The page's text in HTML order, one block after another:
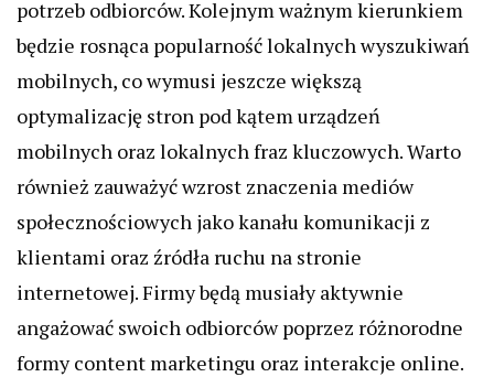
potrzeb odbiorców. Kolejnym ważnym kierunkiem
będzie rosnąca popularność lokalnych wyszukiwań
mobilnych, co wymusi jeszcze większą
optymalizację stron pod kątem urządzeń
mobilnych oraz lokalnych fraz kluczowych. Warto
również zauważyć wzrost znaczenia mediów
społecznościowych jako kanału komunikacji z
klientami oraz źródła ruchu na stronie
internetowej. Firmy będą musiały aktywnie
angażować swoich odbiorców poprzez różnorodne
formy content marketingu oraz interakcje online.